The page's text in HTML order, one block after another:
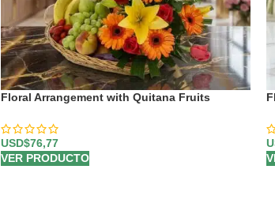
Floral Arrangement with Quitana Fruits
USD$76,77
VER PRODUCTO